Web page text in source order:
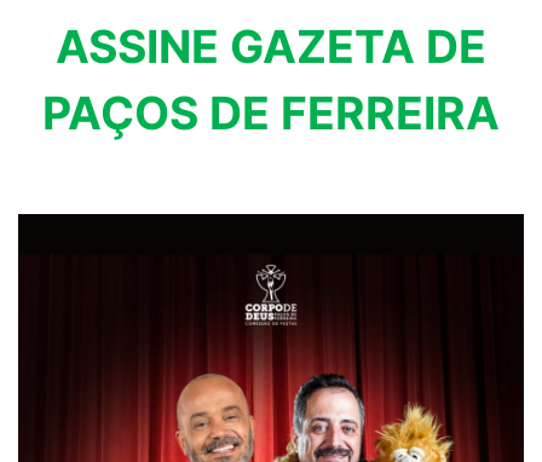
ASSINE GAZETA DE
PAÇOS DE FERREIRA